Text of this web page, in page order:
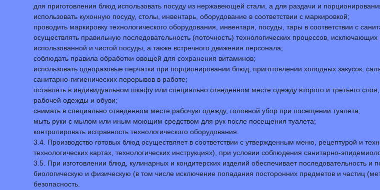
для приготовления блюд использовать посуду из нержавеющей стали, а для раздачи и
использовать кухонную посуду, столы, инвентарь, оборудование в соответствии с маркировкой;
проводить маркировку технологического оборудования, инвентаря, посуды, тары в соответствии с
осуществлять правильную последовательность (поточность) технологических процессов,
использованной и чистой посуды, а также встречного движения персонала;
соблюдать правила обработки овощей для сохранения витаминов;
использовать одноразовые перчатки при порционировании блюд, приготовлении холодных закусок,
санитарно-гигиенических перерывов в работе;
оставлять в индивидуальном шкафу или специально отведенном месте одежду второго и третьего
рабочей одежды и обуви;
снимать в специально отведенном месте рабочую одежду, головной убор при посещении туалета;
мыть руки с мылом или иным моющим средством для рук после посещения туалета;
контролировать исправность технологического оборудования.
3.4. Производство готовых блюд осуществляет в соответствии с утвержденным меню, рецептурой и
технологических картах, технологических инструкциях), при условии соблюдения санитарно-
3.5. При изготовлении блюд, кулинарных и кондитерских изделий обеспечивает последовательность и
биологическую и физическую (в том числе исключение попадания посторонних предметов и частиц
безопасность.